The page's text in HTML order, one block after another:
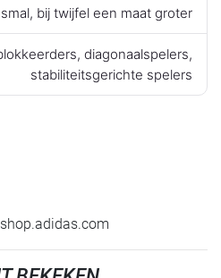
bij twijfel een maat groter
diagonaalspelers,
stabiliteitsgerichte spelers